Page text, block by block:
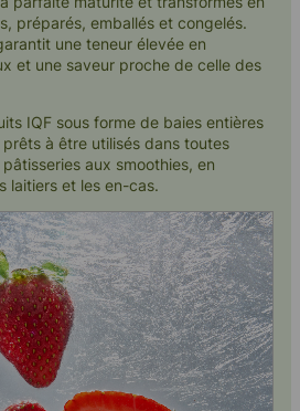
nous
préparés, emballés et congelés.
une teneur élevée en
et une saveur proche de celle des
IQF sous forme de baies entières
à être utilisés dans toutes
aux smoothies, en
laitiers et les en-cas.